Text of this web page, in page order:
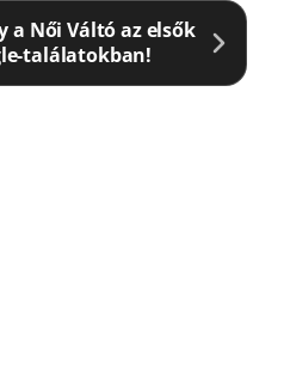
Női Váltó az elsők
találatokban!